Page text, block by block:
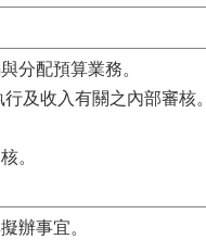
分配預算業務。
及收入有關之內部審核。
。
辦事宜。